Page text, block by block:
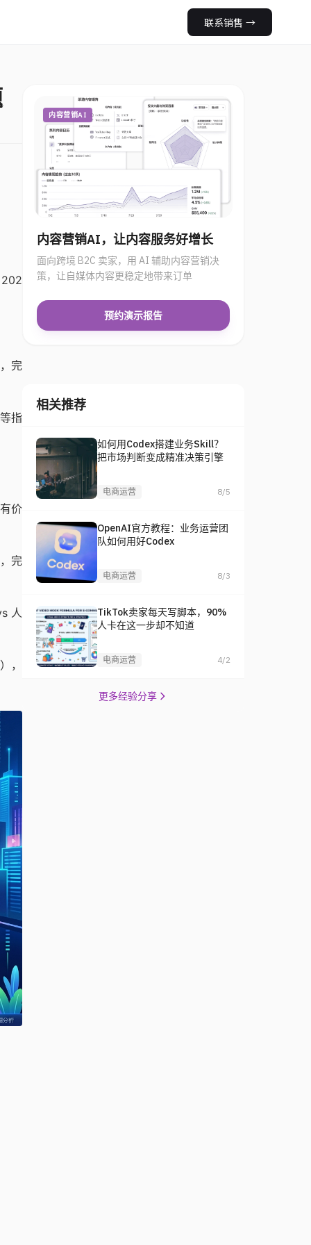
联系销售 →
完
指
价
完
人
，
内容营销AI
内容营销AI，让内容服务好增长
面向跨境 B2C 卖家，用 AI 辅助内容营销决
策，让自媒体内容更稳定地带来订单
预约演示报告
相关推荐
如何用Codex搭建业务Skill？
把市场判断变成精准决策引擎
电商运营 8/5
OpenAI官方教程：业务运营团
队如何用好Codex
电商运营 8/3
TikTok卖家每天写脚本，90%
人卡在这一步却不知道
电商运营 4/2
更多经验分享